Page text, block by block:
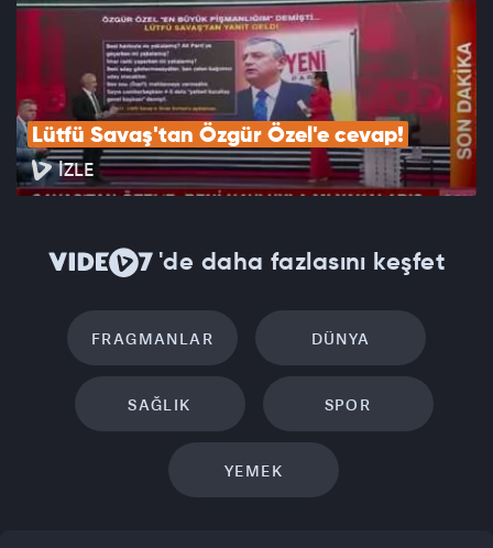
Lütfü Savaş'tan Özgür Özel'e cevap!
İZLE
'de daha fazlasını keşfet
FRAGMANLAR DÜNYA
SAĞLIK SPOR
YEMEK